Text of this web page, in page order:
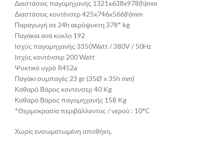
Διαστάσεις παγομηχανής 1321x638x978(h)mm
Διαστάσεις κοντένσερ 425x746x566(h)mm
Παραγωγή σε 24h αερόψυκτη 378* kg
Παγάκια ανά κύκλο 192
Ισχύς παγομηχανής 3350Watt / 380V / 50Hz
Ισχύς κοντένσερ 200 Watt
Ψυκτικό υγρό R452a
Παγάκι συμπαγές 23 gr (35Ø x 35h mm)
Καθαρό Βάρος κοντενσερ 40 Kg
Καθαρό Βάρος παγομηχανής 158 Kg
*Θερμοκρασία περιβάλλοντος / νερού : 10°C
Χωρίς ενσωματωμένη αποθήκη.